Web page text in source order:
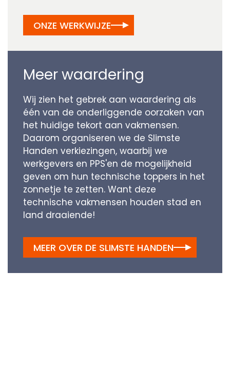
ONZE WERKWIJZE
Meer waardering
Wij zien het gebrek aan waardering als
één van de onderliggende oorzaken van
het huidige tekort aan vakmensen.
Daarom organiseren we de Slimste
Handen verkiezingen, waarbij we
werkgevers en PPS'en de mogelijkheid
geven om hun technische toppers in het
zonnetje te zetten. Want deze
technische vakmensen houden stad en
land draaiende!
MEER OVER DE SLIMSTE HANDEN